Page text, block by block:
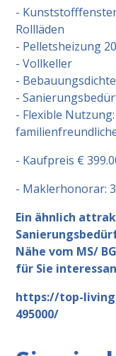
-
Rollläden
- Pelletsheizung
- Vollkeller
-
-
- Flexible
- Kaufpreis €
- Maklerhonorar:
Ein ähnlich
Nähe vom MS/
für Sie
https://top-
495000/